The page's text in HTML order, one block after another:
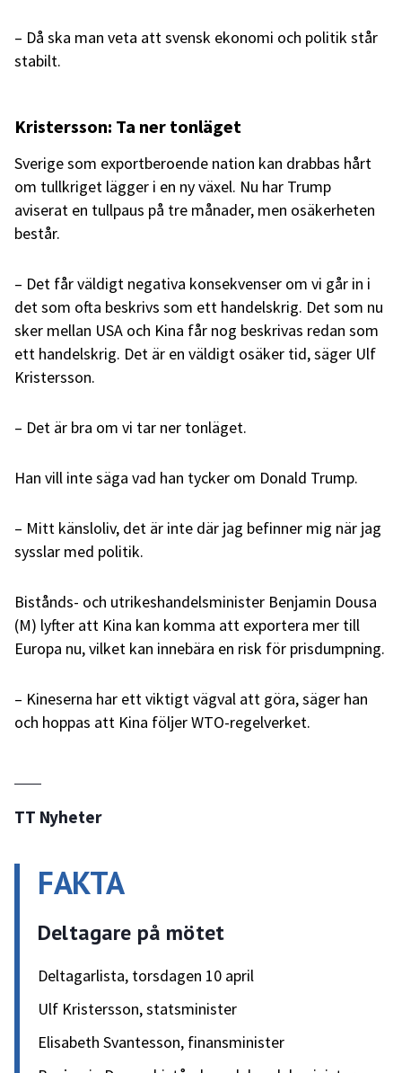
– Då ska man veta att svensk ekonomi och politik står
stabilt.
Kristersson: Ta ner tonläget
Sverige som exportberoende nation kan drabbas hårt
om tullkriget lägger i en ny växel. Nu har Trump
aviserat en tullpaus på tre månader, men osäkerheten
består.
– Det får väldigt negativa konsekvenser om vi går in i
det som ofta beskrivs som ett handelskrig. Det som nu
sker mellan USA och Kina får nog beskrivas redan som
ett handelskrig. Det är en väldigt osäker tid, säger Ulf
Kristersson.
– Det är bra om vi tar ner tonläget.
Han vill inte säga vad han tycker om Donald Trump.
– Mitt känsloliv, det är inte där jag befinner mig när jag
sysslar med politik.
Bistånds- och utrikeshandelsminister Benjamin Dousa
(M) lyfter att Kina kan komma att exportera mer till
Europa nu, vilket kan innebära en risk för prisdumpning.
– Kineserna har ett viktigt vägval att göra, säger han
och hoppas att Kina följer WTO-regelverket.
TT Nyheter
FAKTA
Deltagare på mötet
Deltagarlista, torsdagen 10 april
Ulf Kristersson, statsminister
Elisabeth Svantesson, finansminister